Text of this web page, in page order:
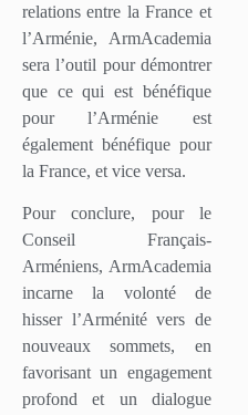
relations entre la France et
l’Arménie, ArmAcademia
sera l’outil pour démontrer
que ce qui est bénéfique
pour l’Arménie est
également bénéfique pour
la France, et vice versa.
Pour conclure, pour le
Conseil Français-
Arméniens, ArmAcademia
incarne la volonté de
hisser l’Arménité vers de
nouveaux sommets, en
favorisant un engagement
profond et un dialogue